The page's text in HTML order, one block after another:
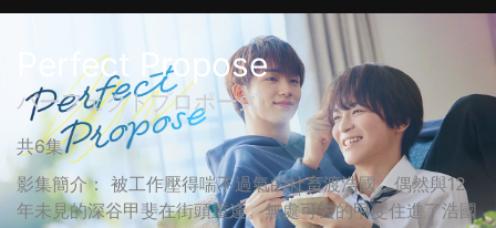
Perfect Propose
パーフェクトプロポーズ
共6集
影集簡介： 被工作壓得喘不過氣的社畜渡浩國，偶然與12
年未見的深谷甲斐在街頭重逢。無處可去的甲斐住進了浩國